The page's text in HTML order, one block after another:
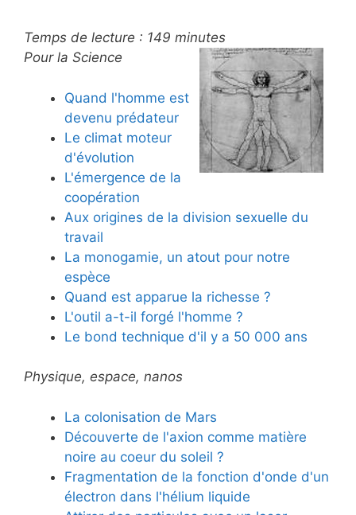
Temps de lecture : 149 minutes
Pour la Science
Quand l'homme est
devenu prédateur
Le climat moteur
d'évolution
L'émergence de la
coopération
Aux origines de la division sexuelle du
travail
La monogamie, un atout pour notre
espèce
Quand est apparue la richesse ?
L'outil a-t-il forgé l'homme ?
Le bond technique d'il y a 50 000 ans
Physique, espace, nanos
La colonisation de Mars
Découverte de l'axion comme matière
noire au coeur du soleil ?
Fragmentation de la fonction d'onde d'un
électron dans l'hélium liquide